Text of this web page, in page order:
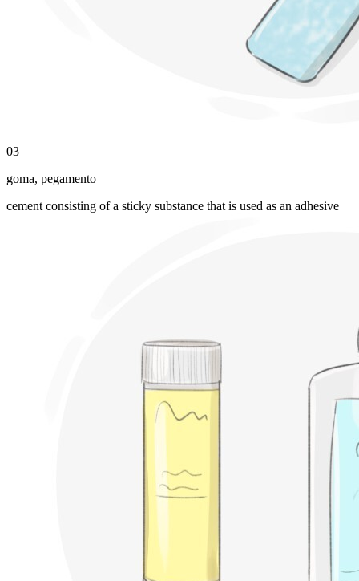
03
goma, pegamento
cement consisting of a sticky substance that is used as an adhesive